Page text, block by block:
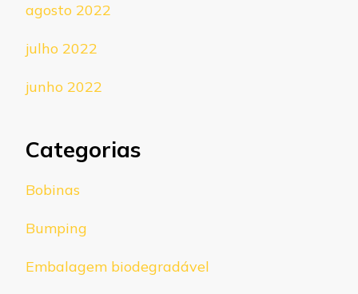
agosto 2022
julho 2022
junho 2022
Categorias
Bobinas
Bumping
Embalagem biodegradável